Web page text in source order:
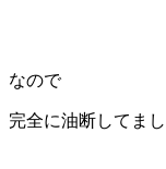
なので
完全に油断してまし